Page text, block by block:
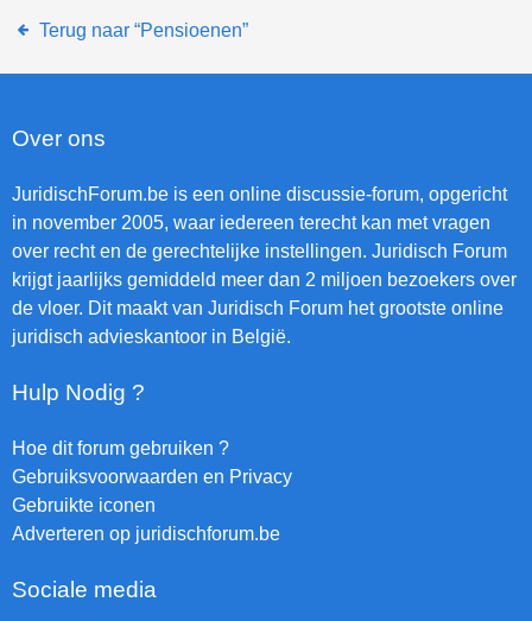
Terug naar “Pensioenen”
Over ons
JuridischForum.be is een online discussie-forum, opgericht
in november 2005, waar iedereen terecht kan met vragen
over recht en de gerechtelijke instellingen. Juridisch Forum
krijgt jaarlijks gemiddeld meer dan 2 miljoen bezoekers over
de vloer. Dit maakt van Juridisch Forum het grootste online
juridisch advieskantoor in België.
Hulp Nodig ?
Hoe dit forum gebruiken ?
Gebruiksvoorwaarden en Privacy
Gebruikte iconen
Adverteren op juridischforum.be
Sociale media